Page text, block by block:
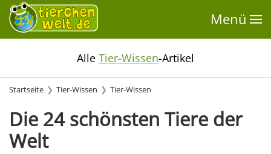
Menü
Alle Tier-Wissen-Artikel
Startseite Tier-Wissen Tier-Wissen
Die 24 schönsten Tiere der
Welt